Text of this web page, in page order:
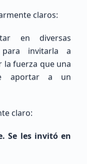
México
claros:
en diversas
invitarla a
la fuerza que una
aportar a un
claro:
Se les invitó en